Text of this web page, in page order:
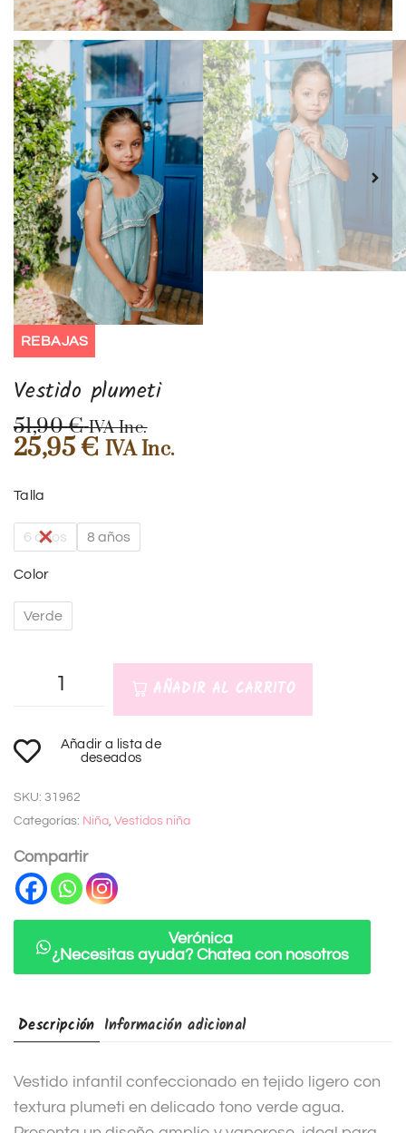
REBAJAS
Vestido plumeti
51,90€ IVA Inc.
25,95€ IVA Inc.
Talla
6 años 8 años
Color
Verde
AÑADIR AL CARRITO
l
e
r
n
a
Añadir a lista de
deseados
SKU: 31962
Categorías: Niña Vestidos niña
Compartir
Verónica
¿Necesitas ayuda? Chatea con nosotros
Descripción Información adicional
Vestido infantil confeccionado en tejido ligero con
textura plumeti en delicado tono verde agua.